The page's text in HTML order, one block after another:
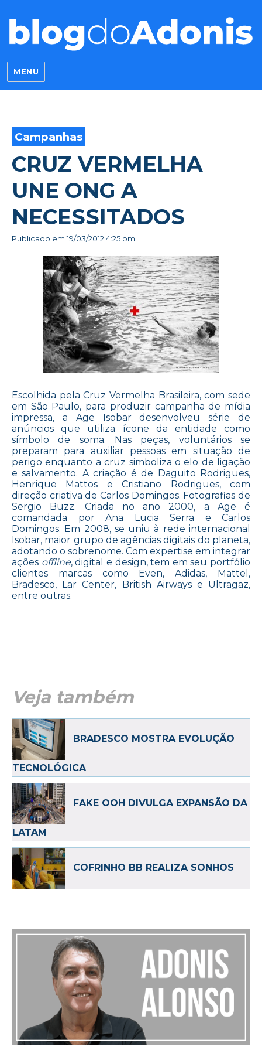
Blog do Adonis
MENU
Campanhas
CRUZ VERMELHA
UNE ONG A
NECESSITADOS
Publicado em19/03/2012 4:25 pm
Escolhida pela Cruz Vermelha Brasileira, com sede
em São Paulo, para produzir campanha de mídia
impressa, a Age Isobar desenvolveu série de
anúncios que utiliza ícone da entidade como
símbolo de soma. Nas peças, voluntários se
preparam para auxiliar pessoas em situação de
perigo enquanto a cruz simboliza o elo de ligação
e salvamento. A criação é de Daguito Rodrigues,
Henrique Mattos e Cristiano Rodrigues, com
direção criativa de Carlos Domingos. Fotografias de
Sergio Buzz. Criada no ano 2000, a Age é
comandada por Ana Lucia Serra e Carlos
Domingos. Em 2008, se uniu à rede internacional
Isobar, maior grupo de agências digitais do planeta,
adotando o sobrenome. Com expertise em integrar
ações offline, digital e design, tem em seu portfólio
clientes marcas como Even, Adidas, Mattel,
Bradesco, Lar Center, British Airways e Ultragaz,
entre outras.
Veja também
BRADESCO MOSTRA EVOLUÇÃO
TECNOLÓGICA
FAKE OOH DIVULGA EXPANSÃO DA
LATAM
COFRINHO BB REALIZA SONHOS